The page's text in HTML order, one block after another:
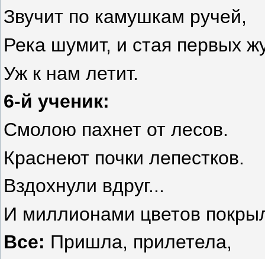
Звучит по камушкам ручей,
Река шумит, и стая первых
Уж к нам летит.
6-й ученик:
Смолою пахнет от лесов.
Краснеют почки лепестков.
Вздохнули вдруг...
И миллионами цветов
Все: Пришла, прилетела,